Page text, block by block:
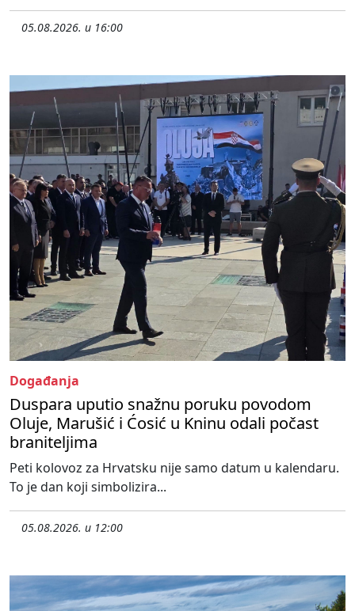
05.08.2026. u 16:00
Događanja
Duspara uputio snažnu poruku povodom
Oluje, Marušić i Ćosić u Kninu odali počast
braniteljima
Peti kolovoz za Hrvatsku nije samo datum u kalendaru.
To je dan koji simbolizira...
05.08.2026. u 12:00